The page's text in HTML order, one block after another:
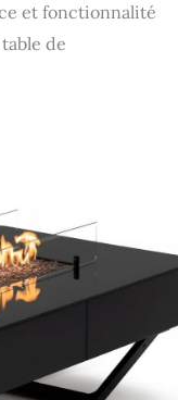
et fonctionnalité
de